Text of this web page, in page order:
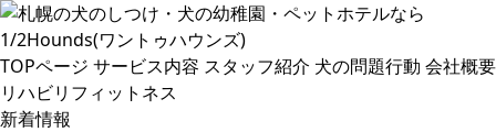
TOPページ サービス内容 スタッフ紹介 犬の問題行動 会社概要
リハビリフィットネス
新着情報